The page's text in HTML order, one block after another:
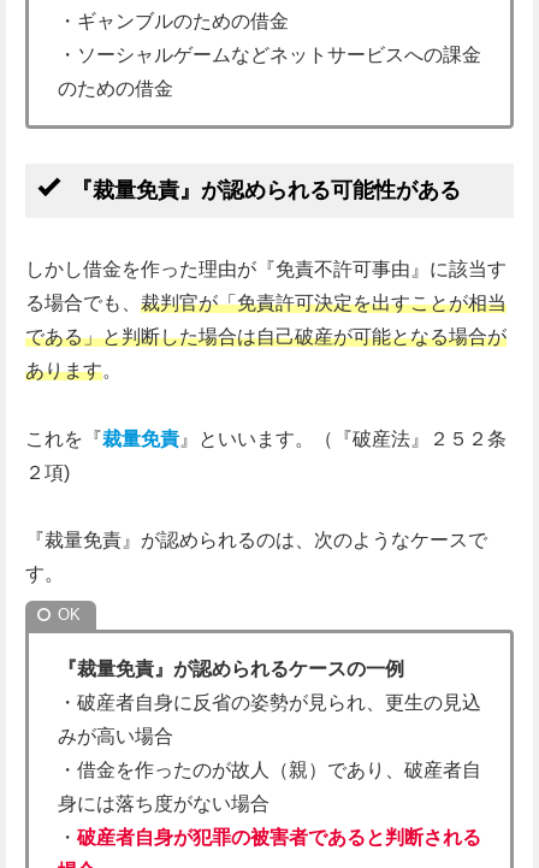
・ギャンブルのための借金
・ソーシャルゲームなどネットサービスへの課金
のための借金
『裁量免責』が認められる可能性がある
しかし借金を作った理由が『免責不許可事由』に該当す
る場合でも、 裁判官が「免責許可決定を出すことが相当
である」と判断した場合は自己破産が可能となる場合が
あります。
これを『裁量免責』といいます。（『破産法』２５２条
２項)
『裁量免責』が認められるのは、次のようなケースで
す。
『裁量免責』が認められるケースの一例
・破産者自身に反省の姿勢が見られ、更生の見込
みが高い場合
・借金を作ったのが故人（親）であり、破産者自
身には落ち度がない場合
・ 破産者自身が犯罪の被害者であると判断される